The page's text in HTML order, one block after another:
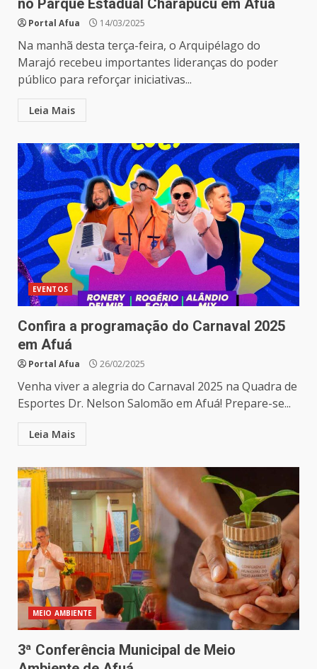
no Parque Estadual Charapucu em Afuá
Portal Afua 14/03/2025
Na manhã desta terça-feira, o Arquipélago do
Marajó recebeu importantes lideranças do poder
público para reforçar iniciativas...
Leia Mais
EVENTOS
Confira a programação do Carnaval 2025
em Afuá
Portal Afua 26/02/2025
Venha viver a alegria do Carnaval 2025 na Quadra de
Esportes Dr. Nelson Salomão em Afuá! Prepare-se...
Leia Mais
MEIO AMBIENTE
3ª Conferência Municipal de Meio